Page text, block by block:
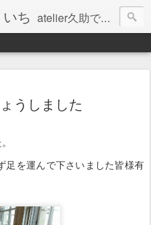
ち atelier久助では土と火から暖かなモノたちを生み出しています。 ご覧になられた方が和んで頂ければ幸いです。
うしました
足を運んで下さいました皆様有